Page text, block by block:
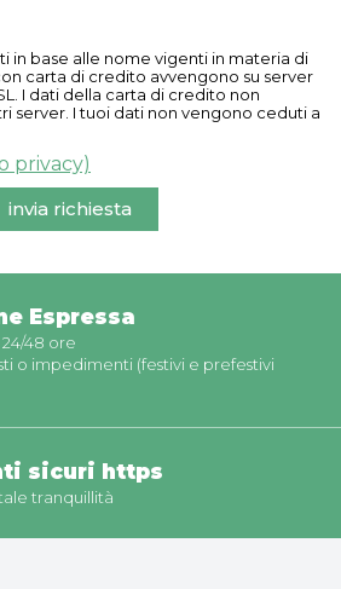
in base alle nome vigenti in materia di
carta di credito avvengono su server
I dati della carta di credito non
server. I tuoi dati non vengono ceduti a
privacy)
invia richiesta
Espressa
48 ore
o impedimenti (festivi e prefestivi
sicuri https
tranquillità